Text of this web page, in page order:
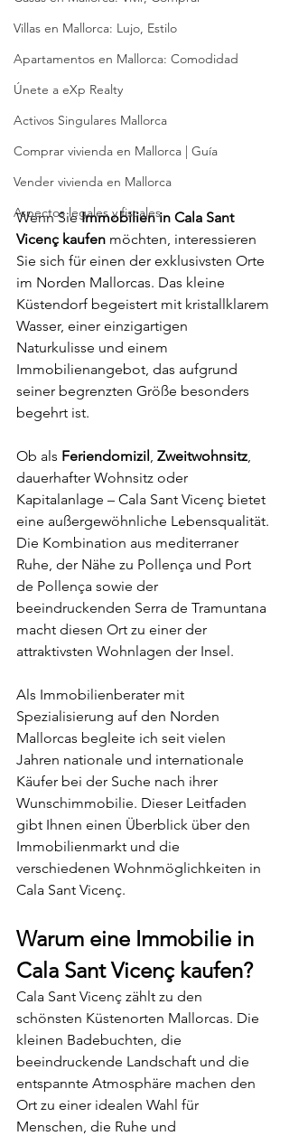
Villas en Mallorca: Lujo, Estilo
Apartamentos en Mallorca: Comodidad
Únete a eXp Realty
Activos Singulares Mallorca
Comprar vivienda en Mallorca | Guía
Vender vivienda en Mallorca
Aspectos legales y fiscales
Wenn Sie Immobilien in Cala Sant
Vicenç kaufen möchten, interessieren
Sie sich für einen der exklusivsten Orte
im Norden Mallorcas. Das kleine
Küstendorf begeistert mit kristallklarem
Wasser, einer einzigartigen
Naturkulisse und einem
Immobilienangebot, das aufgrund
seiner begrenzten Größe besonders
begehrt ist.
Ob als Feriendomizil Zweitwohnsitz
dauerhafter Wohnsitz oder
Kapitalanlage – Cala Sant Vicenç bietet
eine außergewöhnliche Lebensqualität.
Die Kombination aus mediterraner
Ruhe, der Nähe zu Pollença und Port
de Pollença sowie der
beeindruckenden Serra de Tramuntana
macht diesen Ort zu einer der
attraktivsten Wohnlagen der Insel.
Als Immobilienberater mit
Spezialisierung auf den Norden
Mallorcas begleite ich seit vielen
Jahren nationale und internationale
Käufer bei der Suche nach ihrer
Wunschimmobilie. Dieser Leitfaden
gibt Ihnen einen Überblick über den
Immobilienmarkt und die
verschiedenen Wohnmöglichkeiten in
Cala Sant Vicenç.
Warum eine Immobilie in
Cala Sant Vicenç kaufen?
Cala Sant Vicenç zählt zu den
schönsten Küstenorten Mallorcas. Die
kleinen Badebuchten, die
beeindruckende Landschaft und die
entspannte Atmosphäre machen den
Ort zu einer idealen Wahl für
Menschen, die Ruhe und